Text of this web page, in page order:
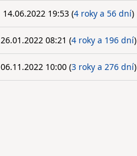
14.06.2022 19:53 (4 roky a 56 dní)
26.01.2022 08:21 (4 roky a 196 dní)
06.11.2022 10:00 (3 roky a 276 dní)